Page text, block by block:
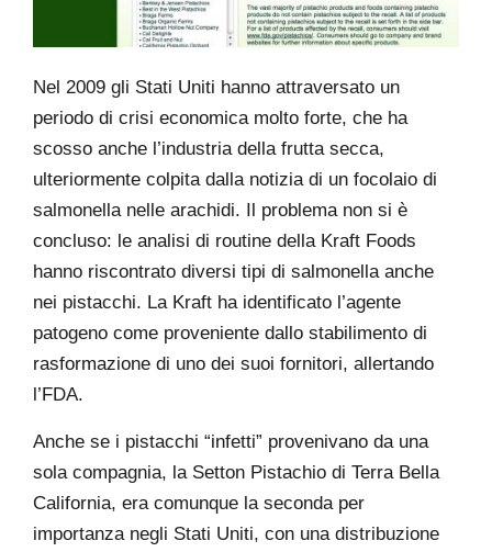
Nel 2009 gli Stati Uniti hanno attraversato un
periodo di crisi economica molto forte, che ha
scosso anche l’industria della frutta secca,
ulteriormente colpita dalla notizia di un focolaio di
salmonella nelle arachidi. Il problema non si è
concluso: le analisi di routine della Kraft Foods
hanno riscontrato diversi tipi di salmonella anche
nei pistacchi. La Kraft ha identificato l’agente
patogeno come proveniente dallo stabilimento di
rasformazione di uno dei suoi fornitori, allertando
l’FDA.
Anche se i pistacchi “infetti” provenivano da una
sola compagnia, la Setton Pistachio di Terra Bella
California, era comunque la seconda per
importanza negli Stati Uniti, con una distribuzione